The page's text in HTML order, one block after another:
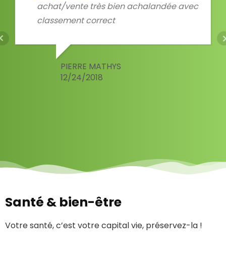
achat/vente très bien achalandée avec
classement correct
PIERRE MATHYS
12/24/2018
Santé & bien-être
Votre santé, c’est votre capital vie, préservez-la !